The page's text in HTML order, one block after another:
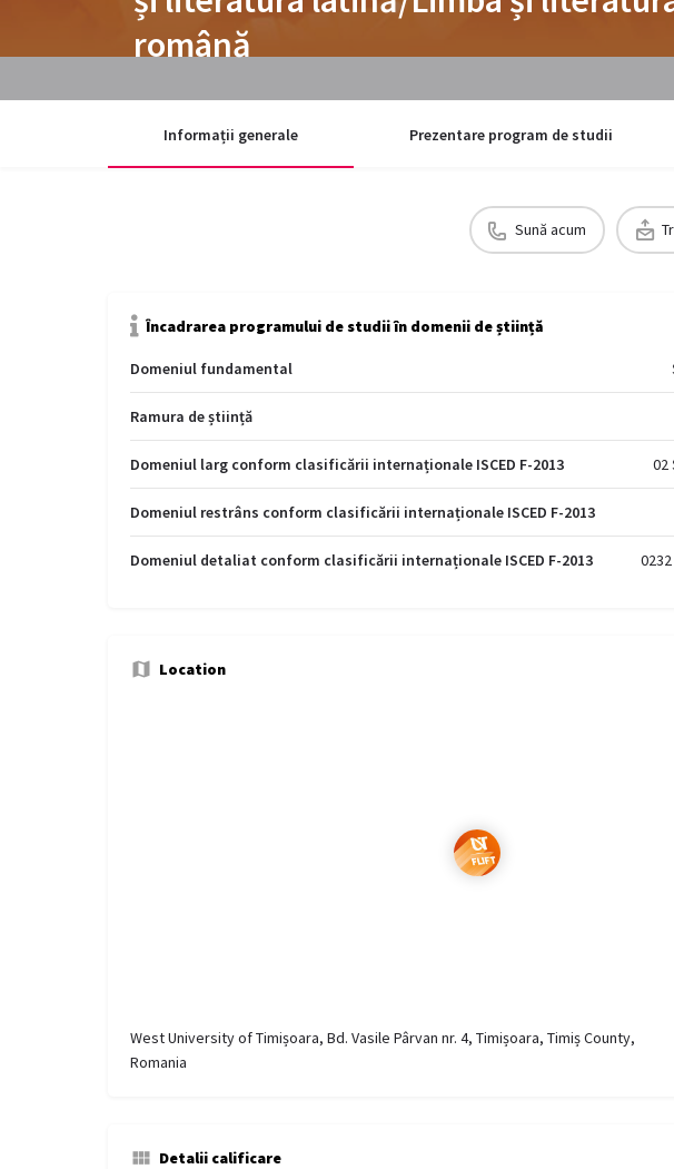
română
Informații generale Prezentare program de studii
Sună acum
Încadrarea programului de studii în domenii de știință
Domeniul fundamental
Ramura de știință
Domeniul larg conform clasificării internaționale ISCED F-2013 02
Domeniul restrâns conform clasificării internaționale ISCED F-2013
Domeniul detaliat conform clasificării internaționale ISCED F-2013
Location
West University of Timișoara, Bd. Vasile Pârvan nr. 4, Timișoara, Timiș County,
Romania
Detalii calificare